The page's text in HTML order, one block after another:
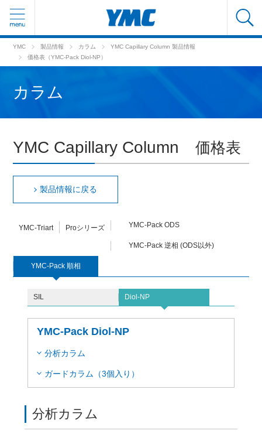
YMC 製品情報 カラム
YMC Capillary Column 製品情報
価格表（YMC-Pack Diol-NP）
カラム
YMC Capillary Column価格表
製品情報に戻る
YMC-Triart Proシリーズ YMC-Pack ODS
YMC-Pack 逆相 (ODS以外)
YMC-Pack 順相
SIL Diol-NP
YMC-Pack Diol-NP
分析カラム
ガードカラム（3個入り）
分析カラム